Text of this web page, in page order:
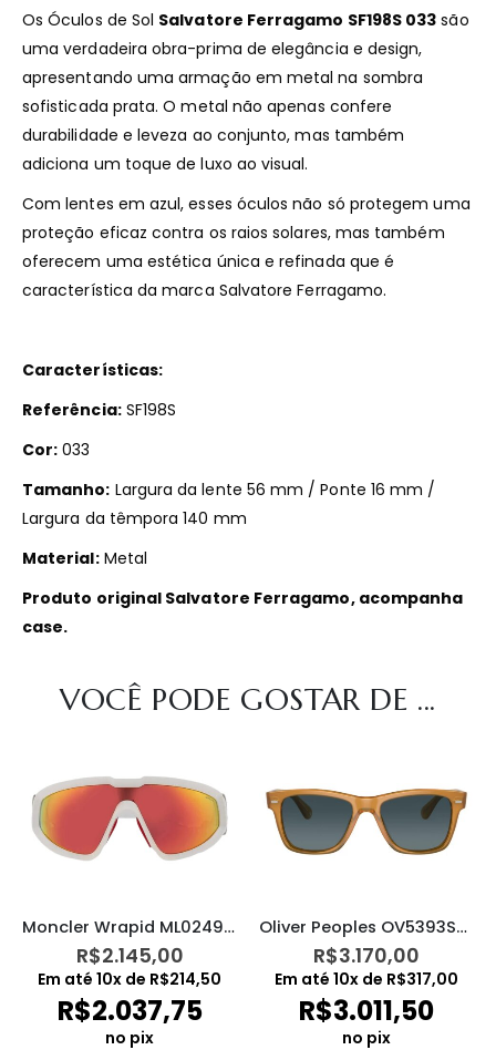
Os Óculos de Sol Salvatore Ferragamo SF198S 033 são
uma verdadeira obra-prima de elegância e design,
apresentando uma armação em metal na sombra
sofisticada prata. O metal não apenas confere
durabilidade e leveza ao conjunto, mas também
adiciona um toque de luxo ao visual.
Com lentes em azul, esses óculos não só protegem uma
proteção eficaz contra os raios solares, mas também
oferecem uma estética única e refinada que é
característica da marca Salvatore Ferragamo.
Características:
Referência:SF198S
Cor: 033
Tamanho: Largura da lente 56 mm / Ponte 16 mm /
Largura da têmpora 140 mm
Material:Metal
Produto original Salvatore Ferragamo, acompanha
case.
VOCÊ PODE GOSTAR DE ...
Moncler Wrapid ML0249 21G
R$2.145,00
Em até 10x de R$214,50
R$2.037,75
no pix
Oliver Peoples OV5393SU 1578S3
R$3.170,00
Em até 10x de R$317,00
R$3.011,50
no pix